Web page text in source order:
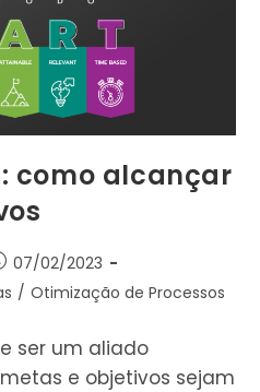
como alcançar
07/02/2023
/ Otimização de Processos
ser um aliado
e objetivos sejam